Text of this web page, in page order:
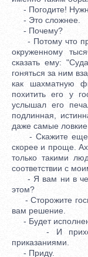
- Погодите!
- Это сложнее.
- Почему?
- Потому что
окруженному
сказать ему:
гоняться за ним
как шахматную
похитить его у
услышал его
подлинная,
даже самые
- Скажите еще:
скорее и проще.
только такими
соответствии с
- Я вам ни в
этом?
- Сторожите
вам решение.
- Будет
- И
приказаниями.
- Приду.